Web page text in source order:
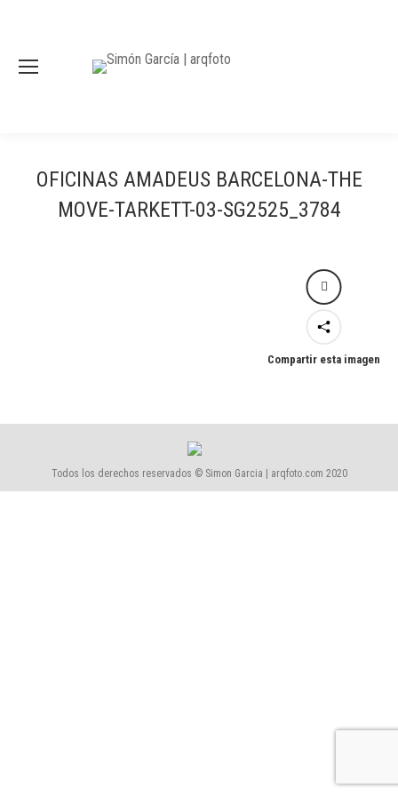
OFICINAS AMADEUS BARCELONA-THE
MOVE-TARKETT-03-SG2525_3784
Compartir esta imagen
Todos los derechos reservados © Simon Garcia | arqfoto.com 2020